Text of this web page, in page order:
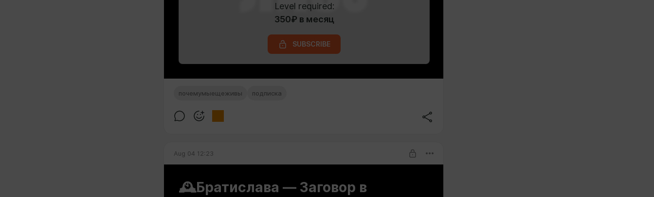
Level required:
350₽ в месяц
SUBSCRIBE
почемумыещеживы подписка
Aug 04 12:23
🕰Братислава — Заговор в